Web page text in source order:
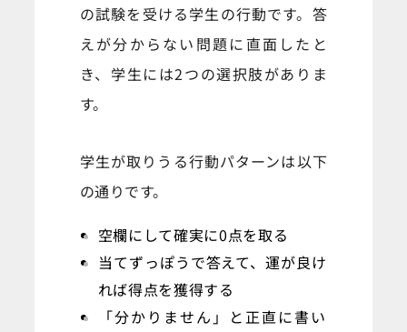
の試験を受ける学生の行動です。答
えが分からない問題に直面したと
き、学生には2つの選択肢がありま
す。
学生が取りうる行動パターンは以下
の通りです。
空欄にして確実に0点を取る
当てずっぽうで答えて、運が良け
れば得点を獲得する
「分かりません」と正直に書い